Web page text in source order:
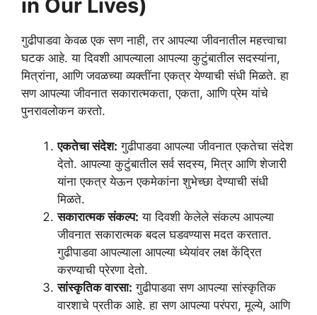
in Our Lives)
गुढीपाडवा केवळ एक सण नाही, तर आपल्या जीवनातील महत्त्वाचा
घटक आहे. या दिवशी आपल्याला आपल्या कुटुंबातील सदस्यांना,
मित्रांना, आणि जवळच्या व्यक्तींना एकत्र येण्याची संधी मिळते. हा
सण आपल्या जीवनात सकारात्मकता, एकता, आणि प्रेम यांचे
पुनरावलोकन करतो.
एकतेचा संदेश: गुढीपाडवा आपल्या जीवनात एकतेचा संदेश
देतो. आपल्या कुटुंबातील सर्व सदस्य, मित्र आणि शेजारी
यांना एकत्र येऊन एकमेकांना शुभेच्छा देण्याची संधी
मिळते.
सकारात्मक संकल्प: या दिवशी केलेले संकल्प आपल्या
जीवनात सकारात्मक बदल घडवण्यास मदत करतात.
गुढीपाडवा आपल्याला आपल्या ध्येयांवर लक्ष केंद्रित
करण्याची प्रेरणा देतो.
सांस्कृतिक वारसा: गुढीपाडवा सण आपल्या सांस्कृतिक
वारशाचे प्रतीक आहे. हा सण आपल्या परंपरा, मूल्ये, आणि